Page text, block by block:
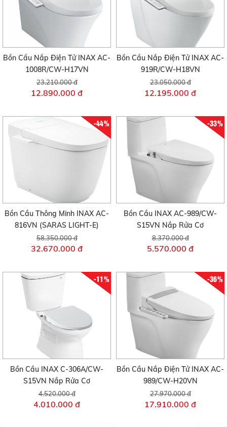
Bồn Cầu Nắp Điện Tử INAX AC-
1008R/CW-H17VN
23.210.000 đ
12.890.000 đ
Bồn Cầu Nắp Điện Tử INAX AC-
919R/CW-H18VN
23.050.000 đ
12.195.000 đ
-44%
Bồn Cầu Thông Minh INAX AC-
816VN (SARAS LIGHT-E)
58.350.000 đ
32.670.000 đ
-33%
Bồn Cầu INAX AC-989/CW-
S15VN Nắp Rửa Cơ
8.370.000 đ
5.570.000 đ
-11%
Bồn Cầu INAX C-306A/CW-
S15VN Nắp Rửa Cơ
4.520.000 đ
4.010.000 đ
-36%
Bồn Cầu Nắp Điện Tử INAX AC-
989/CW-H20VN
27.970.000 đ
17.910.000 đ